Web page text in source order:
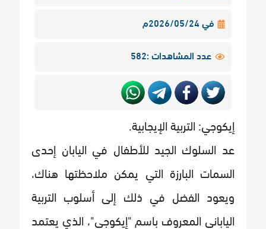
في 2026/05/24م
عدد المشاهدات :582
إيكوجي: التربية الإيجابية.
عد السلوك الجيد للأطفال في اليابان إحدى
السمات البارزة التي يمكن ملاحظتها هناك،
ويعود الفضل في ذلك إلى أسلوب التربية
الياباني المعروف باسم "إيكوجي"، الذي يعتمد